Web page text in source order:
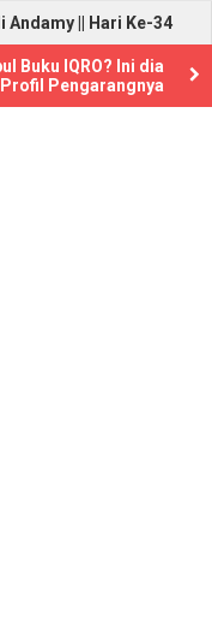
Andamy || Hari Ke-34
Buku IQRO? Ini dia
Profil Pengarangnya